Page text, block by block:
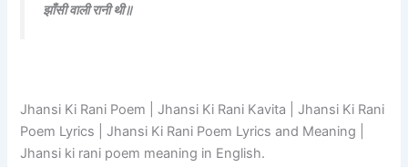
झाँसी वाली रानी थी॥
Jhansi Ki Rani Poem | Jhansi Ki Rani Kavita | Jhansi Ki Rani
Poem Lyrics | Jhansi Ki Rani Poem Lyrics and Meaning |
Jhansi ki rani poem meaning in English.